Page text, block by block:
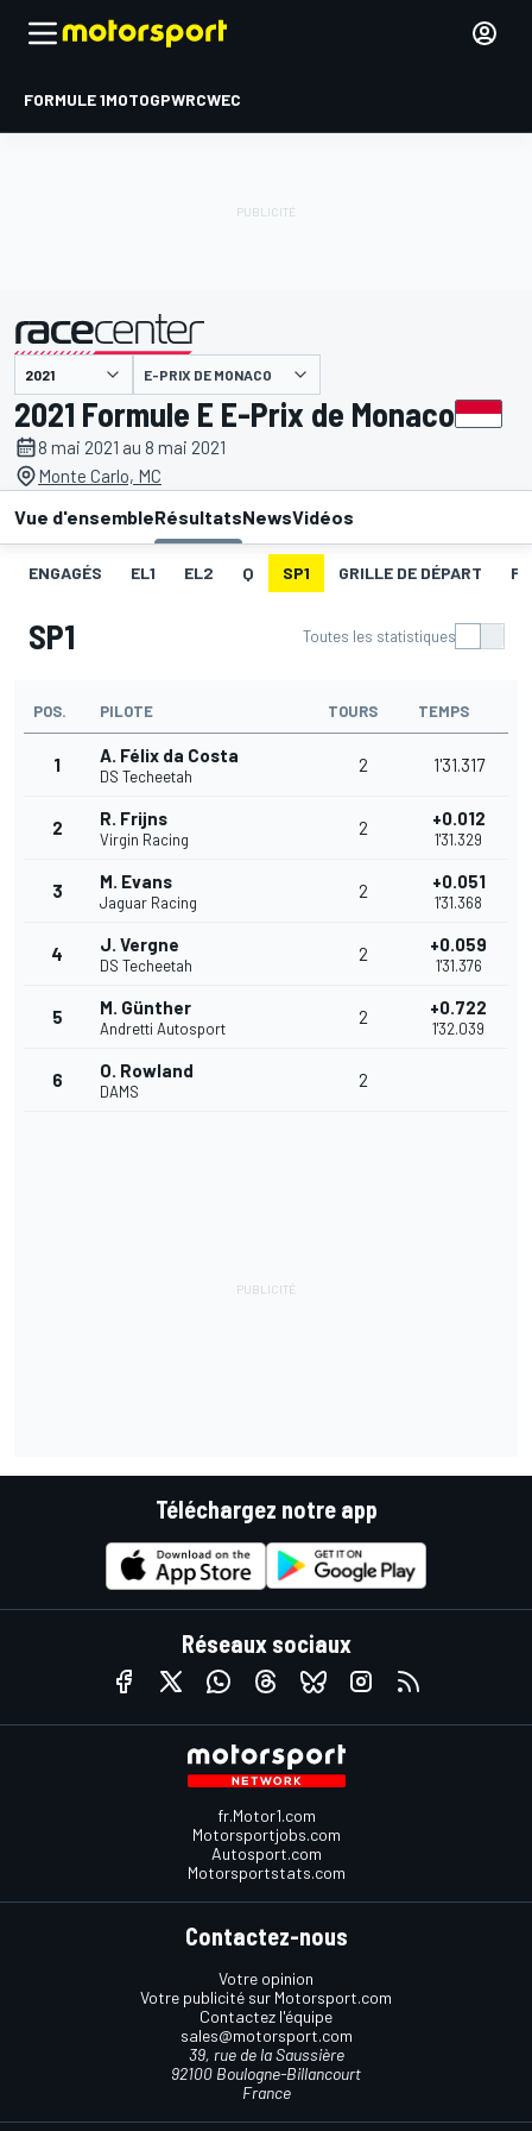
FORMULE 1MOTOGPWRCWEC
présenté par E-PRIX DE MONACO
2021 Formule E E-Prix de Monaco
8 mai 2021 au 8 mai 2021
Monte Carlo, MC
Vue d'ensembleRésultatsNewsVidéos
ENGAGÉS EL1 EL2 Q SP1 GRILLE DE DÉPART
SP1 Toutes les statistiques
POS. PILOTE TOURS TEMPS
1 A. Félix da Costa
DS Techeetah
2 1'31.317
2 R. Frijns
Virgin Racing
2 +0.012
1'31.329
3 M. Evans
Jaguar Racing
2 +0.051
1'31.368
4 J. Vergne
DS Techeetah
2 +0.059
1'31.376
5 M. Günther
Andretti Autosport
2 +0.722
1'32.039
6 O. Rowland
DAMS
2
Téléchargez notre app
Réseaux sociaux
fr.Motor1.com
Motorsportjobs.com
Autosport.com
Motorsportstats.com
Contactez-nous
Votre opinion
Votre publicité sur Motorsport.com
Contactez l'équipe
sales@motorsport.com
39, rue de la Saussière
92100 Boulogne-Billancourt
France